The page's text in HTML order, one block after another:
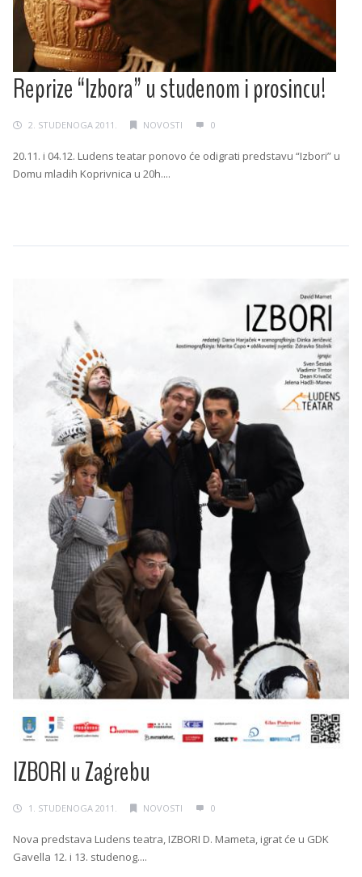
Reprize “Izbora” u studenom i prosincu!
2. STUDENOGA 2011. NOVOSTI 0
20.11. i 04.12. Ludens teatar ponovo će odigrati predstavu “Izbori” u
Domu mladih Koprivnica u 20h....
IZBORI u Zagrebu
1. STUDENOGA 2011. NOVOSTI 0
Nova predstava Ludens teatra, IZBORI D. Mameta, igrat će u GDK
Gavella 12. i 13. studenog....